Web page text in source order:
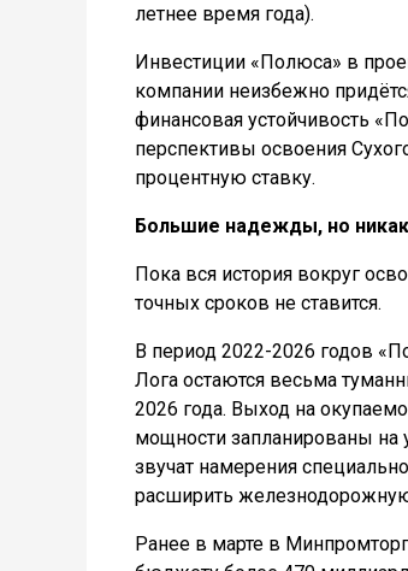
летнее время года).
Инвестиции «Полюса» в
компании неизбежно
финансовая устойчивость
перспективы освоения
процентную ставку.
Большие надежды, но
Пока вся история вокруг
точных сроков не ставится.
В период 2022-2026 годов
Лога остаются весьма
2026 года. Выход на
мощности запланированы на
звучат намерения
расширить
Ранее в марте в